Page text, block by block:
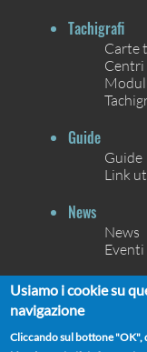
Tachigrafi
Carte
Centri
Guide
Guide
Link
News
News
Eventi
Contatti
Usiamo i cookie su
navigazione
Cliccando sul bottone "OK",